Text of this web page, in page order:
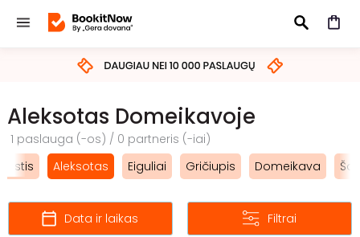
IEŠKOTI
Aleksotas Domeikavoje
1 paslauga (-os) / 0 partneris (-iai)
Aleksotas Eiguliai Gričiupis Domeikava
Data ir laikas Filtrai